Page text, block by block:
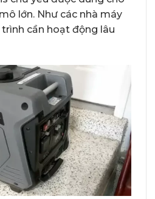
lớn. Như các nhà máy
cần hoạt động lâu